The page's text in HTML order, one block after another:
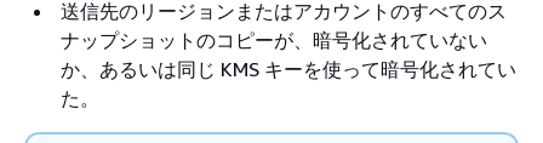
送信先のリージョンまたはアカウントのすべてのス
ナップショットのコピーが、暗号化されていない
か、あるいは同じ KMS キーを使って暗号化されてい
た。